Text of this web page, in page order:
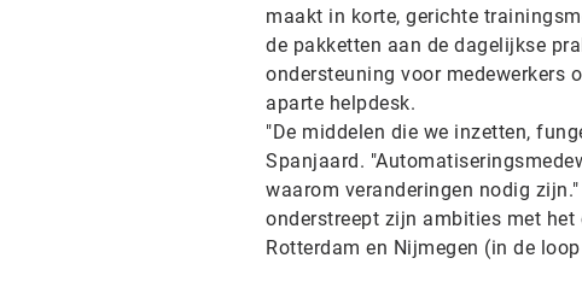
maakt in korte, gerichte
de pakketten aan de dagelijkse
ondersteuning voor medewerkers
aparte helpdesk.
"De middelen die we inzetten,
Spanjaard.
waarom veranderingen nodig
onderstreept zijn ambities met
Rotterdam en Nijmegen (in de